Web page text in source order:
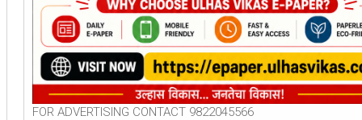
FOR ADVERTISING CONTACT 9822045566